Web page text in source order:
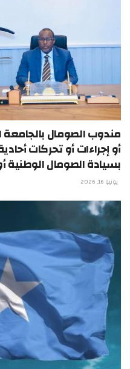
مندوب الصومال
أو إجراءات أو تحركات
بسيادة الصومال الوطنية
يونيو 16, 2026